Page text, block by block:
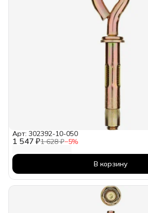
1 547 ₽1 628 ₽−5%
Арт: 302392-10-050
В корзину